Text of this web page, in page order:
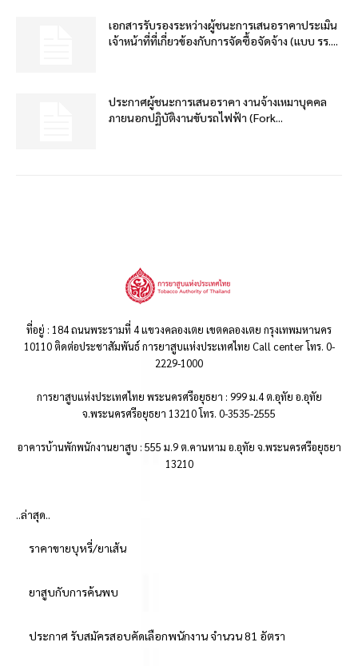
เอกสารรับรองระหว่างผู้ชนะการเสนอราคาประเมิน
เจ้าหน้าที่ที่เกี่ยวข้องกับการจัดซื้อจัดจ้าง (แบบ รร....
ประกาศผู้ชนะการเสนอราคา งานจ้างเหมาบุคคล
ภายนอกปฏิบัติงานขับรถไฟฟ้า (Fork...
ที่อยู่ : 184 ถนนพระรามที่ 4 แขวงคลองเตย เขตคลองเตย กรุงเทพมหานคร
10110 ติดต่อประชาสัมพันธ์ การยาสูบแห่งประเทศไทย Call center โทร. 0-
2229-1000
การยาสูบแห่งประเทศไทย พระนครศรีอยุธยา : 999 ม.4 ต.อุทัย อ.อุทัย
จ.พระนครศรีอยุธยา 13210 โทร. 0-3535-2555
อาคารบ้านพักพนักงานยาสูบ : 555 ม.9 ต.คานหาม อ.อุทัย จ.พระนครศรีอยุธยา
13210
..ล่าสุด..
ราคาขายบุหรี่/ยาเส้น
ยาสูบกับการค้นพบ
ประกาศ รับสมัครสอบคัดเลือกพนักงาน จำนวน 81 อัตรา